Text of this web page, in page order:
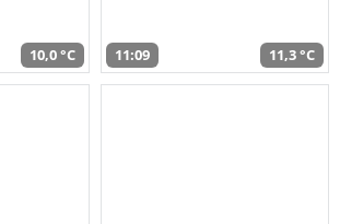
10,0 °C 11:09 11,3 °C